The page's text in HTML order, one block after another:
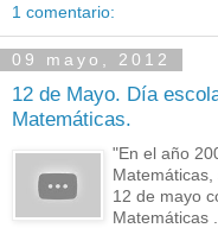
1 comentario:
09 mayo, 2012
12 de Mayo. Día
Matemáticas.
"En el año
12 de mayo
Matemáticas ...